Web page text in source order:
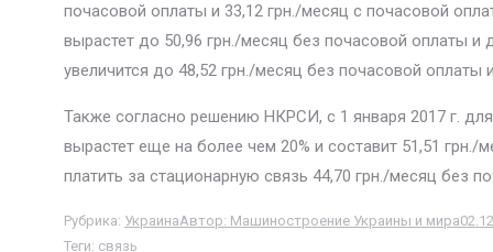
почасовой оплаты и 33,12 грн./месяц с почасовой
вырастет до 50,96 грн./месяц без почасовой оплаты
увеличится до 48,52 грн./месяц без почасовой
Также согласно решению НКРСИ, с 1 января 2017 г.
вырастет еще на более чем 20% и составит 51,51
платить за стационарную связь 44,70 грн./месяц без
Рубрика: УкраинаАвтор: Машиностроение Украины и мира
Теги: связь